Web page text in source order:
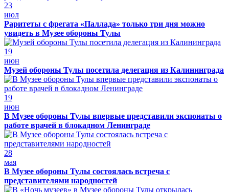
23
июл
Раритеты с фрегата «Паллада» только три дня можно
увидеть в Музее обороны Тулы
19
июн
Музей обороны Тулы посетила делегация из Калининграда
19
июн
В Музее обороны Тулы впервые представили экспонаты о
работе врачей в блокадном Ленинграде
28
мая
В Музее обороны Тулы состоялась встреча с
представителями народностей